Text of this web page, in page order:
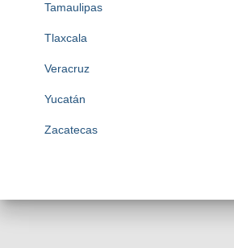
Tamaulipas
Tlaxcala
Veracruz
Yucatán
Zacatecas